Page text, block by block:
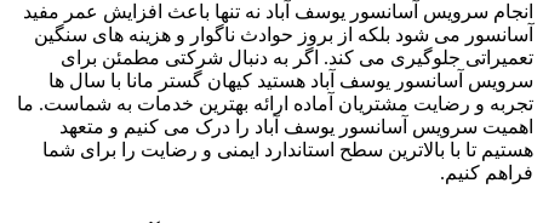
انجام سرویس آسانسور یوسف آباد نه تنها باعث افزایش عمر مفید
آسانسور می شود بلکه از بروز حوادث ناگوار و هزینه های سنگین
تعمیراتی جلوگیری می کند. اگر به دنبال شرکتی مطمئن برای
سرویس آسانسور یوسف آباد هستید کیهان گستر مانا با سال ها
تجربه و رضایت مشتریان آماده ارائه بهترین خدمات به شماست. ما
اهمیت سرویس آسانسور یوسف آباد را درک می کنیم و متعهد
هستیم تا با بالاترین سطح استاندارد ایمنی و رضایت را برای شما
فراهم کنیم.